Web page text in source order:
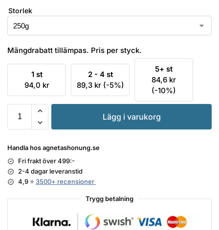
Storlek
Mängdrabatt tillämpas. Pris per styck.
1 st
94,0 kr
2 - 4 st
89,3 kr (-5%)
5+ st
84,6 kr
(-10%)
Lägg i varukorg
Handla hos agnetashonung.se
Fri frakt över 499:-
2-4 dagar leveranstid
4,9 ⭐ 3500+ recensioner
Trygg betalning